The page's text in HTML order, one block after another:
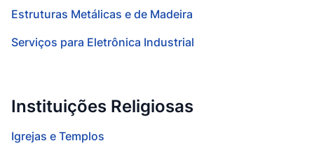
Estruturas Metálicas e de Madeira
Serviços para Eletrônica Industrial
Instituições Religiosas
Igrejas e Templos